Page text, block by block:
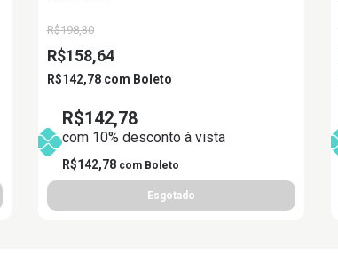
R$198,30
R$158,64
R$142,78 com Boleto
R$142,78
com 10% desconto à vista
R$142,78 com Boleto